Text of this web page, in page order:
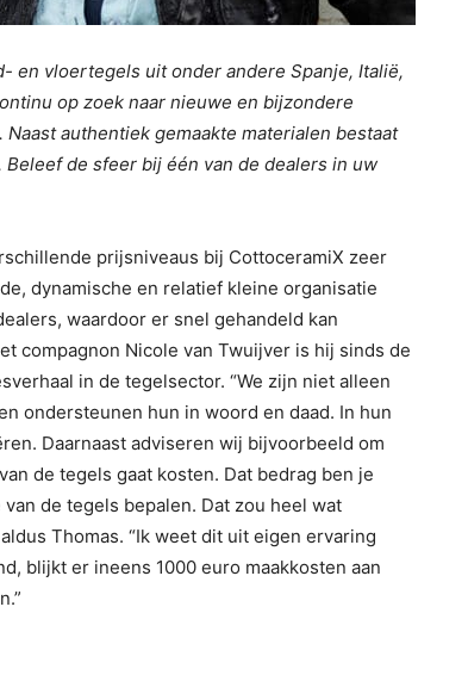
en vloertegels uit onder andere Spanje, Italië,
op zoek naar nieuwe en bijzondere
authentiek gemaakte materialen bestaat
de sfeer bij één van de dealers in uw
prijsniveaus bij CottoceramiX zeer
dynamische en relatief kleine organisatie
waardoor er snel gehandeld kan
compagnon Nicole van Twuijver is hij sinds de
in de tegelsector. “We zijn niet alleen
ondersteunen hun in woord en daad. In hun
Daarnaast adviseren wij bijvoorbeeld om
de tegels gaat kosten. Dat bedrag ben je
de tegels bepalen. Dat zou heel wat
Thomas. “Ik weet dit uit eigen ervaring
blijkt er ineens 1000 euro maakkosten aan